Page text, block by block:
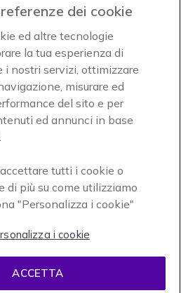
del gruppo INCEPT
di vendita
dei cookie
ed altre tecnologie
la tua esperienza di
i nostri servizi, ottimizzare
misurare ed
del sito e per
ed annunci in base
tutti i cookie o
di più su come utilizziamo
"Personalizza i cookie"
i cookie
ACCETTA